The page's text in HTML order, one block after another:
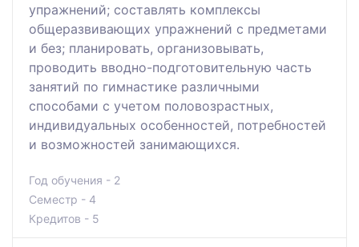
упражнений; составлять комплексы
общеразвивающих упражнений с предметами
и без; планировать, организовывать,
проводить вводно-подготовительную часть
занятий по гимнастике различными
способами с учетом половозрастных,
индивидуальных особенностей, потребностей
и возможностей занимающихся.
Год обучения - 2
Семестр - 4
Кредитов - 5